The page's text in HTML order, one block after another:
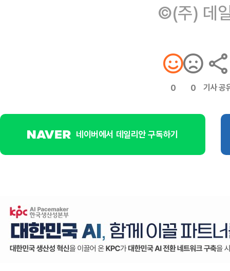
©(주) 데
0 0 기사 공
네이버에서 데일리안 구독하기